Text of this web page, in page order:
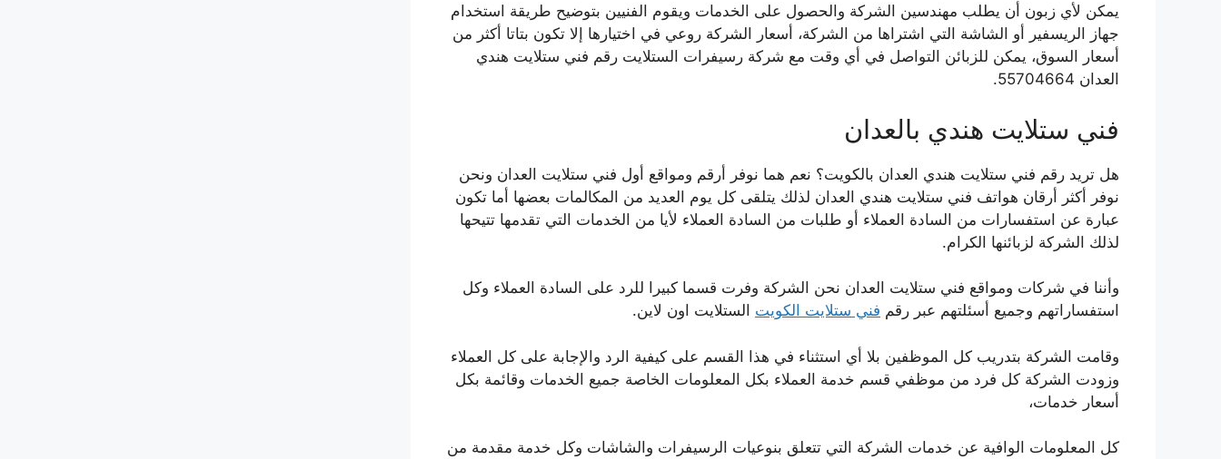
يمكن لأي زبون أن يطلب مهندسين الشركة والحصول على الخدمات ويقوم الفنيين بتوضيح طريقة استخدام
جهاز الريسفير أو الشاشة التي اشتراها من الشركة، أسعار الشركة روعي في اختيارها إلا تكون بتاتا أكثر من
أسعار السوق، يمكن للزبائن التواصل في أي وقت مع شركة رسيفرات الستلايت رقم فني ستلايت هندي
العدان 55704664.
فني ستلايت هندي بالعدان
هل تريد رقم فني ستلايت هندي العدان بالكويت؟ نعم هما نوفر أرقم ومواقع أول فني ستلايت العدان ونحن
نوفر أكثر أرقان هواتف فني ستلايت هندي العدان لذلك يتلقى كل يوم العديد من المكالمات بعضها أما تكون
عبارة عن استفسارات من السادة العملاء أو طلبات من السادة العملاء لأيا من الخدمات التي تقدمها تتيحها
لذلك الشركة لزبائنها الكرام.
وأننا في شركات ومواقع فني ستلايت العدان نحن الشركة وفرت قسما كبيرا للرد على السادة العملاء وكل
استفساراتهم وجميع أسئلتهم عبر رقم فني ستلايت الكويت الستلايت اون لاين.
وقامت الشركة بتدريب كل الموظفين بلا أي استثناء في هذا القسم على كيفية الرد والإجابة على كل العملاء
وزودت الشركة كل فرد من موظفي قسم خدمة العملاء بكل المعلومات الخاصة جميع الخدمات وقائمة بكل
أسعار خدمات،
كل المعلومات الوافية عن خدمات الشركة التي تتعلق بنوعيات الرسيفرات والشاشات وكل خدمة مقدمة من